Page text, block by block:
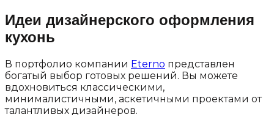
Идеи дизайнерского оформления
кухонь
В портфолио компании Eterno представлен
богатый выбор готовых решений. Вы можете
вдохновиться классическими,
минималистичными, аскетичными проектами от
талантливых дизайнеров.